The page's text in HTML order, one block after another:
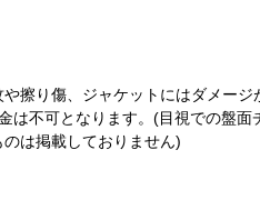
擦り傷、ジャケットにはダメージ
は不可となります。(目視での盤面
は掲載しておりません)